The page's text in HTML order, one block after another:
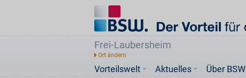
Frei-Laubersheim
Vorteilswelt Aktuelles Über BSW